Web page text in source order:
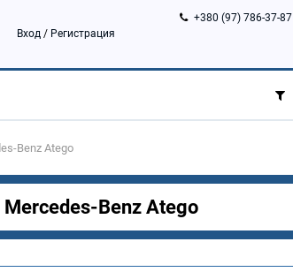
Вход / Регистрация
+380 (97) 786-37-87
Benz Atego
Benz Atego